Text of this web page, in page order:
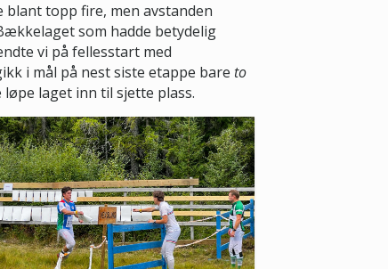
topp fire, men avstanden
som hadde betydelig
vi på fellesstart med
i mål på nest siste etappe bare to
laget inn til sjette plass.